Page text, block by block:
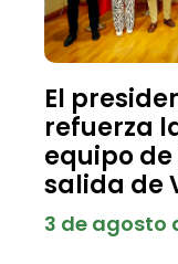
El
refuerza
equipo
salida de
3 de agosto